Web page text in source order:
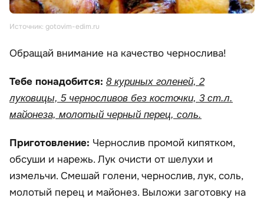
Источник: gotovim-edim.ru
Обращай внимание на качество чернослива!
Тебе понадобится: 8 куриных голеней, 2
луковицы, 5 черносливов без косточки, 3 ст.л.
майонеза, молотый черный перец, соль.
Приготовление: Чернослив промой кипятком,
обсуши и нарежь. Лук очисти от шелухи и
измельчи. Смешай голени, чернослив, лук, соль,
молотый перец и майонез. Выложи заготовку на